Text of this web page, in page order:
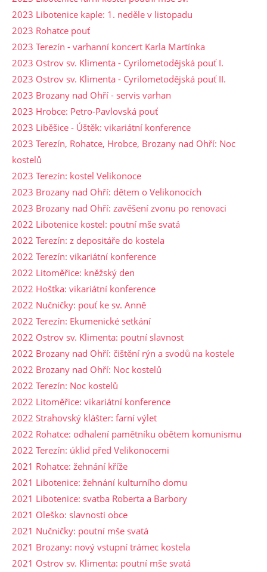
2023 Libotenice kaple: 1. neděle v listopadu
2023 Rohatce pouť
2023 Terezín - varhanní koncert Karla Martínka
2023 Ostrov sv. Klimenta - Cyrilometodějská pouť I.
2023 Ostrov sv. Klimenta - Cyrilometodějská pouť II.
2023 Brozany nad Ohří - servis varhan
2023 Hrobce: Petro-Pavlovská pouť
2023 Liběšice - Úštěk: vikariátní konference
2023 Terezín, Rohatce, Hrobce, Brozany nad Ohří: Noc
kostelů
2023 Terezín: kostel Velikonoce
2023 Brozany nad Ohří: dětem o Velikonocích
2023 Brozany nad Ohří: zavěšení zvonu po renovaci
2022 Libotenice kostel: poutní mše svatá
2022 Terezín: z depositáře do kostela
2022 Terezín: vikariátní konference
2022 Litoměřice: kněžský den
2022 Hoštka: vikariátní konference
2022 Nučničky: pouť ke sv. Anně
2022 Terezín: Ekumenické setkání
2022 Ostrov sv. Klimenta: poutní slavnost
2022 Brozany nad Ohří: čištění rýn a svodů na kostele
2022 Brozany nad Ohří: Noc kostelů
2022 Terezín: Noc kostelů
2022 Litoměřice: vikariátní konference
2022 Strahovský klášter: farní výlet
2022 Rohatce: odhalení pamětníku obětem komunismu
2022 Terezín: úklid před Velikonocemi
2021 Rohatce: žehnání kříže
2021 Libotenice: žehnání kulturního domu
2021 Libotenice: svatba Roberta a Barbory
2021 Oleško: slavnosti obce
2021 Nučničky: poutní mše svatá
2021 Brozany: nový vstupní trámec kostela
2021 Ostrov sv. Klimenta: poutní mše svatá